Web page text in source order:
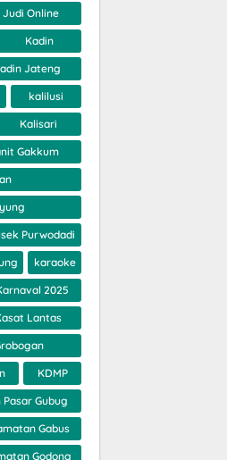
Judi Online
Kadin
Jateng
kalilusi
Kalisari
Gakkum
Purwodadi
karaoke
2025
Lantas
KDMP
Gubug
Gabus
Godong